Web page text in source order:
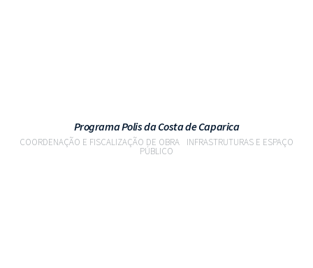
Programa Polis da Costa de Caparica
COORDENAÇÃO E FISCALIZAÇÃO DE OBRA INFRASTRUTURAS E ESPAÇO
PÚBLICO